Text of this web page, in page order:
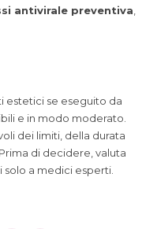
antivirale preventiva
estetici se eseguito da
e in modo moderato.
dei limiti, della durata
di decidere, valuta
a medici esperti.